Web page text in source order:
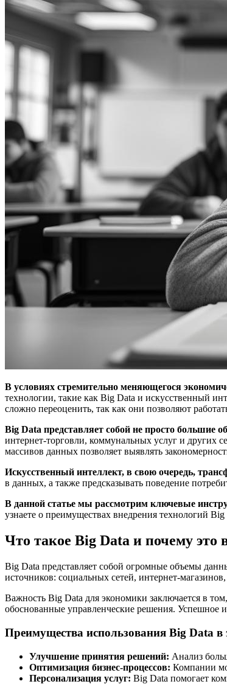
В условиях стремительно меняющегося
технологии, такие как Big Data и искусственный
сложно переоценить, так как они позволяют
Big Data представляет собой не просто большие
интернет-торговли, коммунальных услуг и других
массивов данных позволяет выявлять
Искусственный интеллект, в свою очередь,
в данных, а также предсказывать поведение
В данной статье мы рассмотрим ключевые
узнаете о преимуществах внедрения технологий
Что такое Big Data и почему это
Big Data представляет собой огромные объемы
источников: социальных сетей, интернет-
Важность Big Data для экономики заключается в
обоснованные управленческие решения. Успешное
Преимущества использования Big Data в
Улучшение принятия решений: Анализ
Оптимизация бизнес-процессов: Компании
Персонализация услуг: Big Data помогает